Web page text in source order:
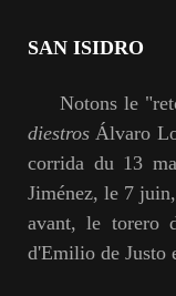
SAN ISIDRO
Notons le
diestros Álvaro
corrida du 13
Jiménez, le 7
avant, le torero
d'Emilio de Justo